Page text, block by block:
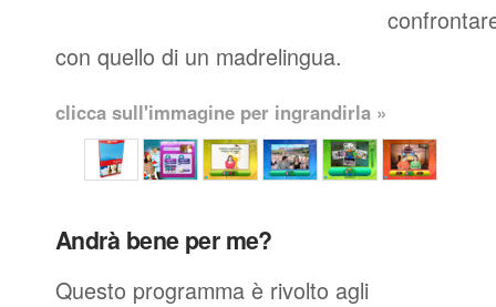
con quello di un madrelingua.
clicca sull'immagine per ingrandirla »
Andrà bene per me?
Questo programma è rivolto agli